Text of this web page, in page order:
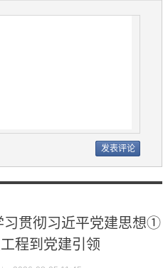
习贯彻习近平党建思想①
工程到党建引领